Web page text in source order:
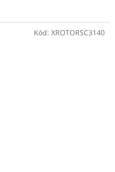
Kód: XROTORSC3140